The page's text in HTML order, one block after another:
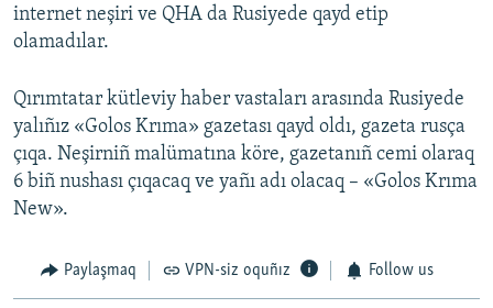
internet neşiri ve QHA da Rusiyede qayd etip
olamadılar.
Qırımtatar kütleviy haber vastaları arasında Rusiyede
yalıñız «Golos Krıma» gazetası qayd oldı, gazeta rusça
çıqa. Neşirniñ malümatına köre, gazetanıñ cemi olaraq
6 biñ nushası çıqacaq ve yañı adı olacaq – «Golos Krıma
New».
Paylaşmaq VPN-siz oquñız Follow us